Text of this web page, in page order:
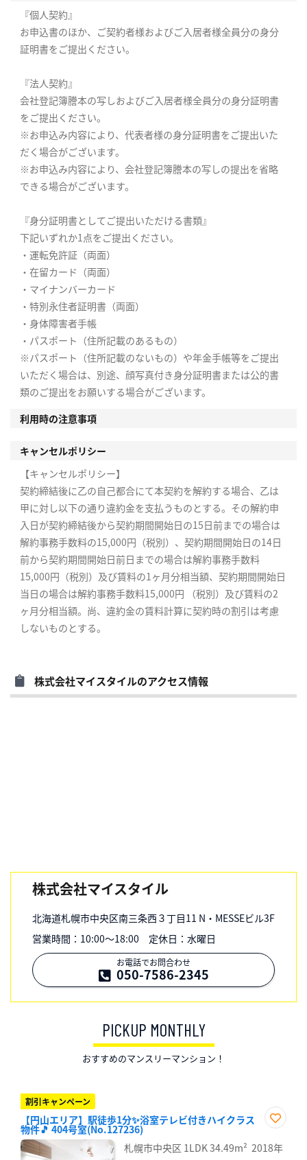
『個人契約』
お申込書のほか、ご契約者様およびご入居者様全員分の身分
証明書をご提出ください。
『法人契約』
会社登記簿謄本の写しおよびご入居者様全員分の身分証明書
をご提出ください。
※お申込み内容により、代表者様の身分証明書をご提出いた
だく場合がございます。
※お申込み内容により、会社登記簿謄本の写しの提出を省略
できる場合がございます。
『身分証明書としてご提出いただける書類』
下記いずれか1点をご提出ください。
・運転免許証（両面）
・在留カード（両面）
・マイナンバーカード
・特別永住者証明書（両面）
・身体障害者手帳
・パスポート（住所記載のあるもの）
※パスポート（住所記載のないもの）や年金手帳等をご提出
いただく場合は、別途、顔写真付き身分証明書または公的書
類のご提出をお願いする場合がございます。
利用時の注意事項
キャンセルポリシー
【キャンセルポリシー】
契約締結後に乙の自己都合にて本契約を解約する場合、乙は
甲に対し以下の通り違約金を支払うものとする。その解約申
入日が契約締結後から契約期間開始日の15日前までの場合は
解約事務手数料の15,000円（税別）、契約期間開始日の14日
前から契約期間開始日前日までの場合は解約事務手数料
15,000円（税別）及び賃料の1ヶ月分相当額、契約期間開始日
当日の場合は解約事務手数料15,000円 （税別）及び賃料の2
ヶ月分相当額。尚、違約金の賃料計算に契約時の割引は考慮
しないものとする。
株式会社マイスタイルのアクセス情報
株式会社マイスタイル
北海道札幌市中央区南三条西３丁目11 N・MESSEビル3F
営業時間：10:00～18:00 定休日：水曜日
お電話でお問合わせ
050-7586-2345
PICKUP MONTHLY
おすすめのマンスリーマンション！
割引キャンペーン
【円山エリア】駅徒歩1分✨浴室テレビ付きハイクラス
物件🎵 404号室(No.127236)
に入
り登
札幌市中央区 1LDK34.49m² 2018年